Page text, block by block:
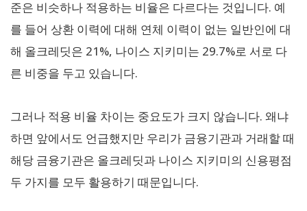
준은 비슷하나 적용하는 비율은 다르다는 것입니다. 예
를 들어 상환 이력에 대해 연체 이력이 없는 일반인에 대
해 올크레딧은 21%, 나이스 지키미는 29.7%로 서로 다
른 비중을 두고 있습니다.
그러나 적용 비율 차이는 중요도가 크지 않습니다. 왜냐
하면 앞에서도 언급했지만 우리가 금융기관과 거래할 때
해당 금융기관은 올크레딧과 나이스 지키미의 신용평점
두 가지를 모두 활용하기 때문입니다.